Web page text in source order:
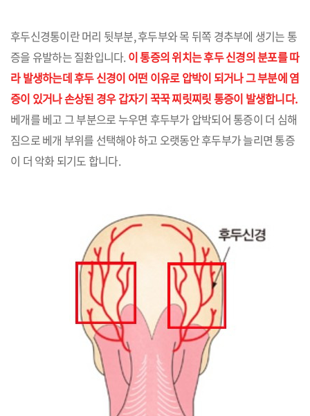
후두신경통이란 머리 뒷부분, 후두부와 목 뒤쪽 경추부에 생기는 통
증을 유발하는 질환입니다.이 통증의 위치는 후두 신경의 분포를 따
라 발생하는데 후두 신경이 어떤 이유로 압박이 되거나 그 부분에 염
증이 있거나 손상된 경우 갑자기 꾹꾹 찌릿찌릿 통증이 발생합니다.
베개를 베고 그 부분으로 누우면 후두부가 압박되어 통증이 더 심해
짐으로 베개 부위를 선택해야 하고 오랫동안 후두부가 늘리면 통증
이 더 악화 되기도 합니다.